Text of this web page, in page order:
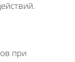
при